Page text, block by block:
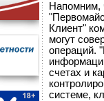
Напомним,
Клиент"
могут
операций.
счетах и
системе,